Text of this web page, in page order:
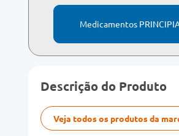
Medicamentos
Descrição do Produto
Veja todos os produtos da